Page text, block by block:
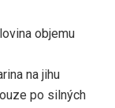
objemu
na jihu
po silných